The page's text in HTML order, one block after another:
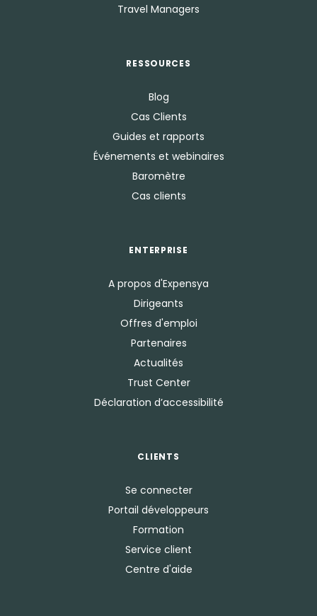
Travel Managers
RESSOURCES
Blog
Cas Clients
Guides et rapports
Événements et webinaires
Baromètre
Cas clients
ENTERPRISE
A propos d'Expensya
Dirigeants
Offres d'emploi
Partenaires
Actualités
Trust Center
Déclaration d’accessibilité
CLIENTS
Se connecter
Portail développeurs
Formation
Service client
Centre d'aide